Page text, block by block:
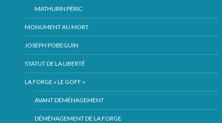
MATHURIN PÉRIC
MONUMENT AU MORT
JOSEPH POBEGUIN
STATUT DE LA LIBERTÉ
LA FORGE « LE GOFF «
AVANT DÉMÉNAGEMENT
DÉMÉNAGEMENT DE LA FORGE